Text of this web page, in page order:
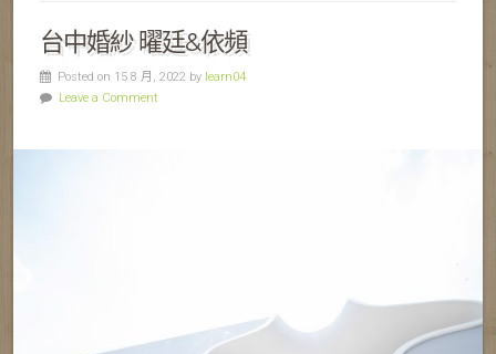
台中婚紗 曜廷&依頻
Posted on 15 8 月, 2022 by learn04
Leave a Comment